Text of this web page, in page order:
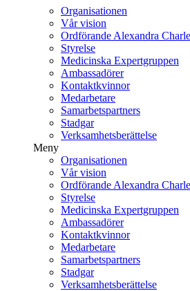
Organisationen
Vår vision
Ordförande Alexandra
Styrelse
Medicinska Expertgruppen
Ambassadörer
Kontaktkvinnor
Medarbetare
Samarbetspartners
Stadgar
Verksamhetsberättelse
Meny
Organisationen
Vår vision
Ordförande Alexandra
Styrelse
Medicinska Expertgruppen
Ambassadörer
Kontaktkvinnor
Medarbetare
Samarbetspartners
Stadgar
Verksamhetsberättelse